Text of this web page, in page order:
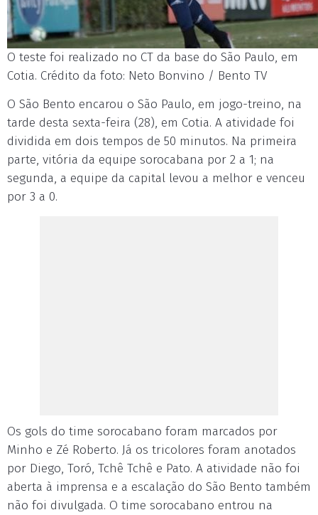
O teste foi realizado no CT da base do São Paulo, em
Cotia. Crédito da foto: Neto Bonvino / Bento TV
O São Bento encarou o São Paulo, em jogo-treino, na
tarde desta sexta-feira (28), em Cotia. A atividade foi
dividida em dois tempos de 50 minutos. Na primeira
parte, vitória da equipe sorocabana por 2 a 1; na
segunda, a equipe da capital levou a melhor e venceu
por 3 a 0.
Os gols do time sorocabano foram marcados por
Minho e Zé Roberto. Já os tricolores foram anotados
por Diego, Toró, Tchê Tchê e Pato. A atividade não foi
aberta à imprensa e a escalação do São Bento também
não foi divulgada. O time sorocabano entrou na